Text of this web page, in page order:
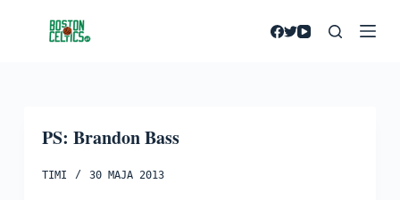
PS: Brandon Bass
TIMI 30 MAJA 2013